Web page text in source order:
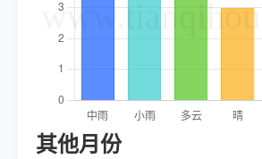
其他月份